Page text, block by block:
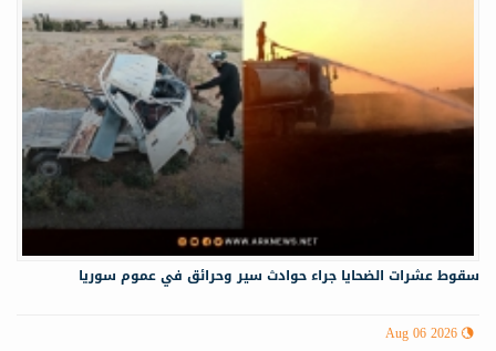
سقوط عشرات الضحايا جراء حوادث سير وحرائق في عموم سوريا
Aug 06 2026